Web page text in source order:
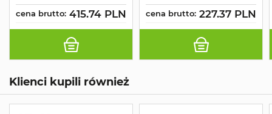
cena brutto: 415.74 PLN cena brutto: 227.37 PLN
Klienci kupili również